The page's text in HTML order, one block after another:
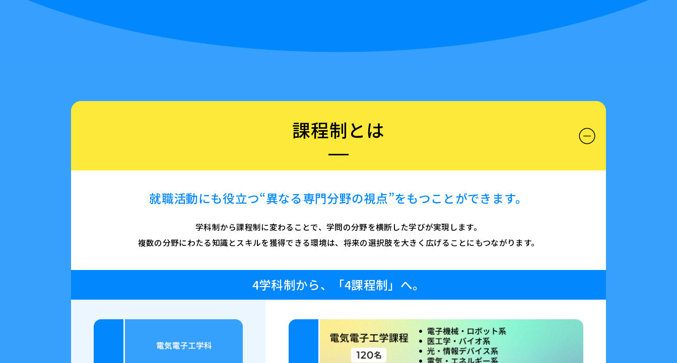
課程制とは
就職活動にも役立つ“異なる専門分野の視点”をもつことができます。
学科制から課程制に変わることで、学問の分野を横断した学びが実現します。
複数の分野にわたる知識とスキルを獲得できる環境は、 将来の選択肢を大きく広げることにもつながります。
4学科制から、「4課程制」へ。